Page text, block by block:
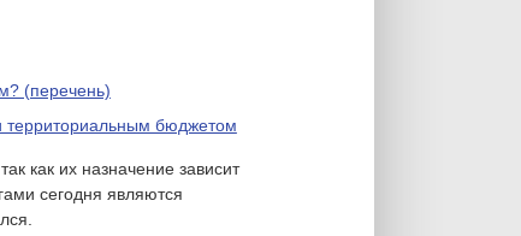
(перечень)
бюджетом
как их назначение зависит
сегодня являются